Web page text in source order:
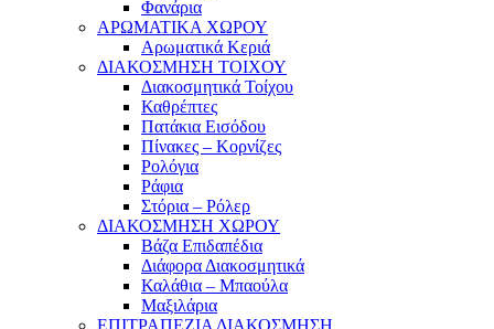
Φανάρια
ΑΡΩΜΑΤΙΚΑ ΧΩΡΟΥ
Αρωματικά Κεριά
ΔΙΑΚΟΣΜΗΣΗ ΤΟΙΧΟΥ
Διακοσμητικά Τοίχου
Καθρέπτες
Πατάκια Εισόδου
Πίνακες – Κορνίζες
Ρολόγια
Ράφια
Στόρια – Ρόλερ
ΔΙΑΚΟΣΜΗΣΗ ΧΩΡΟΥ
Βάζα Επιδαπέδια
Διάφορα Διακοσμητικά
Καλάθια – Μπαούλα
Μαξιλάρια
ΕΠΙΤΡΑΠΕΖΙΑ ΔΙΑΚΟΣΜΗΣΗ